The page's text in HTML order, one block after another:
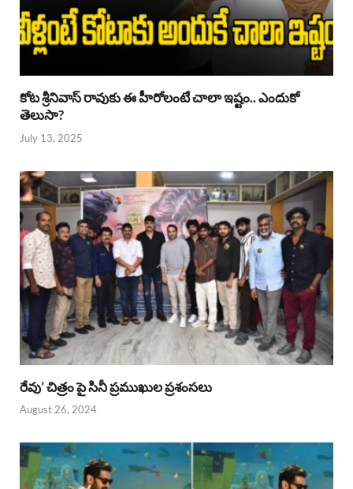
కోట శ్రీనివాస్ రావుకు ఈ హీరోలంటే చాలా ఇష్టం.. ఎందుకో
తెలుసా?
July 13, 2025
రేవు’ చిత్రం పై సినీ ప్రముఖుల ప్రశంసలు
August 26, 2024